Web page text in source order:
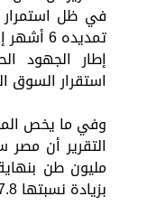
في ظل استمرار
إطار الجهود
استقرار السوق
وفي ما يخص
بزيادة نسبتها 7.8% مقارنة بالعام السابق.